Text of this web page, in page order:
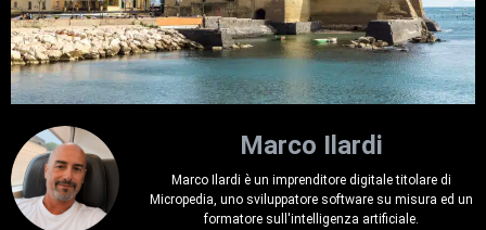
Marco Ilardi
Marco Ilardi è un imprenditore digitale titolare di
Micropedia, uno sviluppatore software su misura ed un
formatore sull'intelligenza artificiale.